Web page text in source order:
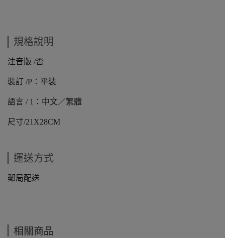
規格說明
注音版 /否
裝訂 /P：平裝
語言 / 1：中文／繁體
尺寸/21X28CM
運送方式
郵局配送
相關商品